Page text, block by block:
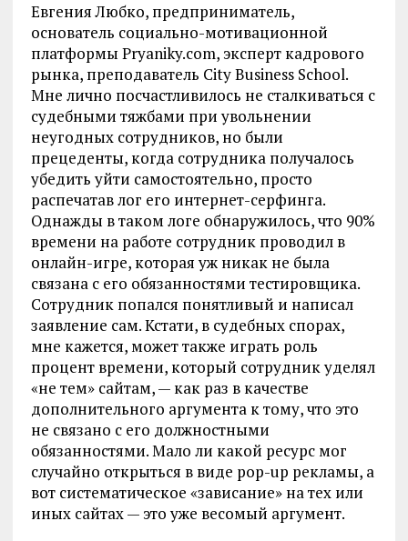
Евгения Любко, предприниматель,
основатель социально-мотивационной
платформы Pryaniky.com, эксперт кадрового
рынка, преподаватель City Business School.
Мне лично посчастливилось не сталкиваться с
судебными тяжбами при увольнении
неугодных сотрудников, но были
прецеденты, когда сотрудника получалось
убедить уйти самостоятельно, просто
распечатав лог его интернет-серфинга.
Однажды в таком логе обнаружилось, что 90%
времени на работе сотрудник проводил в
онлайн-игре, которая уж никак не была
связана с его обязанностями тестировщика.
Сотрудник попался понятливый и написал
заявление сам. Кстати, в судебных спорах,
мне кажется, может также играть роль
процент времени, который сотрудник уделял
«не тем» сайтам, — как раз в качестве
дополнительного аргумента к тому, что это
не связано с его должностными
обязанностями. Мало ли какой ресурс мог
случайно открыться в виде pop-up рекламы, а
вот систематическое «зависание» на тех или
иных сайтах — это уже весомый аргумент.